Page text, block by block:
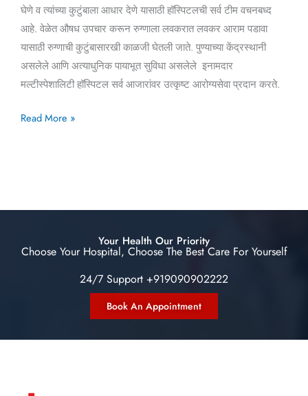
घेणे व त्यांच्या कुटुंबाला आधार देणे यासाठी हॉस्पिटलची सर्व टीम वचनबध्द
आहे. वेळेत औषध उपचार करून रुग्णाला लवकरात लवकर आराम पडावा
यासाठी रुग्णाची कुटुंबासारखी काळजी घेतली जाते. पुण्याच्या केंद्रस्थानी
असलेले आणि अत्याधुनिक पायाभूत सुविधा असलेले इनामदार
मल्टीस्पेशालिटी हॉस्पिटल सर्व आजारांवर उत्कृष्ट आरोग्यसेवा प्रदान करते.
Read More »
Your Health Our Priority
Choose Your Hospital, Choose The Best Care For Yourself
24/7 Support +919090902222
Book An Appointment